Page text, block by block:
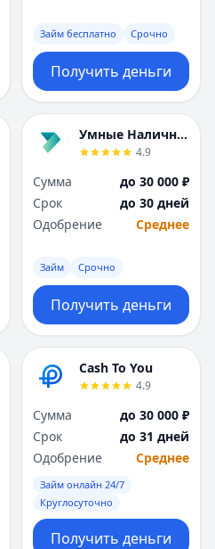
Займ бесплатно Срочно
Получить деньги
Умные Наличные
4.9
Сумма
до 30 000 ₽
Срок
до 30 дней
Одобрение
Среднее
Займ Срочно
Получить деньги
Cash To You
4.9
Сумма
до 30 000 ₽
Срок
до 31 дней
Одобрение
Среднее
Займ онлайн 24/7
Круглосуточно
Получить деньги